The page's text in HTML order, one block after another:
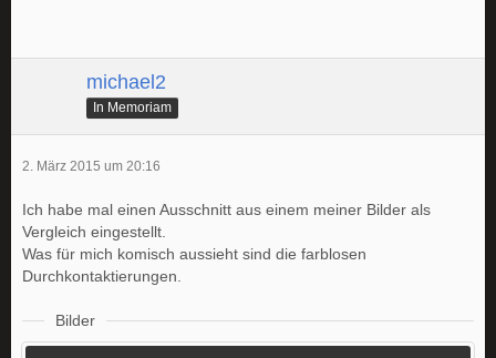
michael2
In Memoriam
2. März 2015 um 20:16
Ich habe mal einen Ausschnitt aus einem meiner Bilder als
Vergleich eingestellt.
Was für mich komisch aussieht sind die farblosen
Durchkontaktierungen.
Bilder